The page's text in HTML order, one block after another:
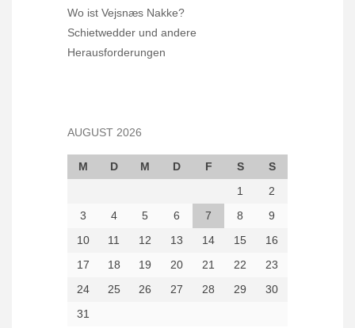
Wo ist Vejsnæs Nakke?
Schietwedder und andere
Herausforderungen
AUGUST 2026
M D M D F S
S
1
2
3
4 5 6 7 8
9
10
11 12 13 14 15
16
17
18 19 20 21 22
23
24
25 26 27 28 29
30
31